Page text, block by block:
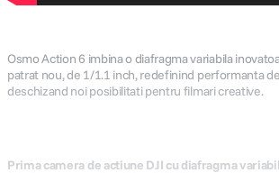
Osmo Action 6 imbina o diafragma variabila
patrat nou, de 1/1.1 inch, redefinind performanta
deschizand noi posibilitati pentru filmari creative.
Prima camera de actiune DJI cu diafragma